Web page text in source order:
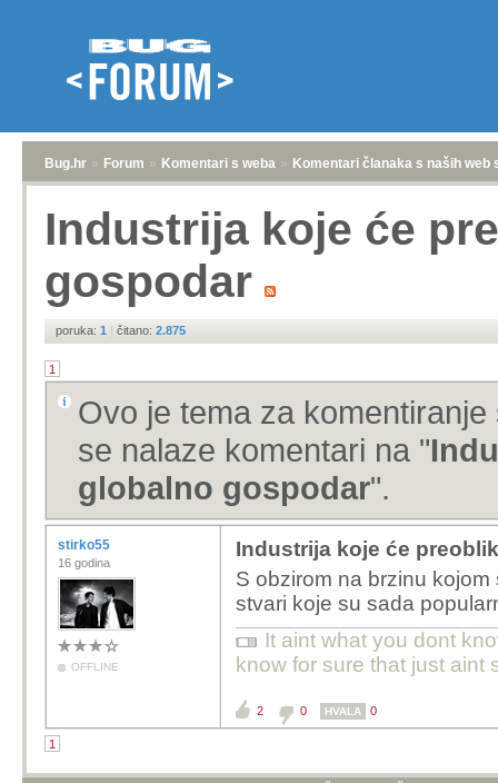
Bug.hr » Forum » Komentari s weba » Komentari članaka s naših web
Industrija koje će
gospodar
poruka: 1 | čitano: 2.875
1
Ovo je tema za
se nalaze komentari na "
globalno gospodar".
stirko55
16 godina
OFFLINE
Industrija koje će
S obzirom na brzinu
stvari koje su sada
It aint what you dont
know for sure that just aint
2 0 HVALA 0
1